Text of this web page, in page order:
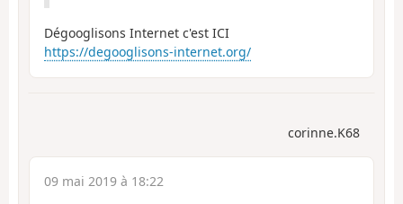
Dégooglisons Internet c'est ICI
https://degooglisons-internet.org/
corinne.K68
09 mai 2019 à 18:22